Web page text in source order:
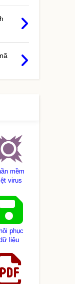
mềm
virus
phục
liệu